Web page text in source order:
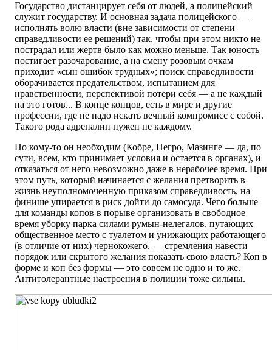
Государство дистанцирует себя от людей, а полицейский
служит государству. И основная задача полицейского —
исполнять волю власти (вне зависимости от степени
справедливости ее решений) так, чтобы при этом никто не
пострадал или жертв было как можно меньше. Так юность
постигает разочарование, а на смену розовым очкам
приходит «сын ошибок трудных»; поиск справедливости
оборачивается предательством, испытанием для
нравственности, перспективой потери себя — а не каждый
на это готов... В конце концов, есть в мире и другие
профессии, где не надо искать вечный компромисс с собой.
Такого рода адреналин нужен не каждому.
Но кому-то он необходим (Кобре, Негро, Мазинге — да, по
сути, всем, кто принимает условия и остается в органах), и
отказаться от него невозможно даже в нерабочее время. При
этом путь, который начинается с желания претворить в
жизнь неуполномоченную приказом справедливость, на
финише упирается в риск дойти до самосуда. Чего больше
для команды копов в порыве организовать в свободное
время уборку парка силами румын-нелегалов, путающих
общественное место с туалетом и унижающих работающего
(в отличие от них) чернокожего, — стремления навести
порядок или скрытого желания показать свою власть? Коп в
форме и коп без формы — это совсем не одно и то же.
Антитолерантные настроения в полиции тоже сильны.